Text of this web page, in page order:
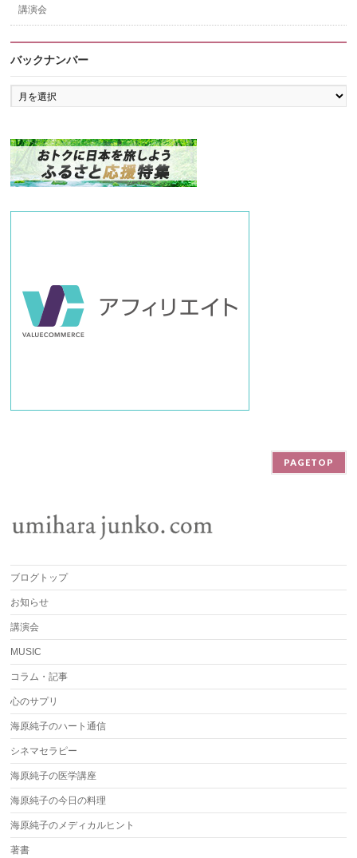
講演会
バックナンバー
バ
ッ
ン
バ
ー
PAGETOP
ブログトップ
お知らせ
講演会
MUSIC
コラム・記事
心のサプリ
海原純子のハート通信
シネマセラピー
海原純子の医学講座
海原純子の今日の料理
海原純子のメディカルヒント
著書